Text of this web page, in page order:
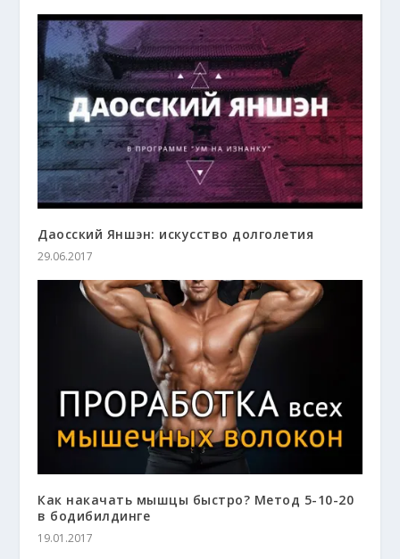
Даосский Яншэн: искусство долголетия
29.06.2017
Как накачать мышцы быстро? Метод 5-10-20
в бодибилдинге
19.01.2017